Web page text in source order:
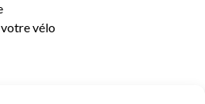
votre vélo